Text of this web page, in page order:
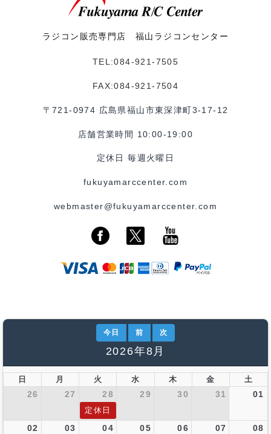
ラジコン販売専門店 福山ラジコンセンター
TEL:084-921-7505
FAX:084-921-7504
〒721-0974 広島県福山市東深津町3-17-12
店舗営業時間 10:00-19:00
定休日 毎週火曜日
fukuyamarccenter.com
webmaster@fukuyamarccenter.com
今日 前 次
2026年8月
日 月 火 水 木 金 土
26 27 28 29 30 31 01
定休日
02 03 04 05 06 07 08